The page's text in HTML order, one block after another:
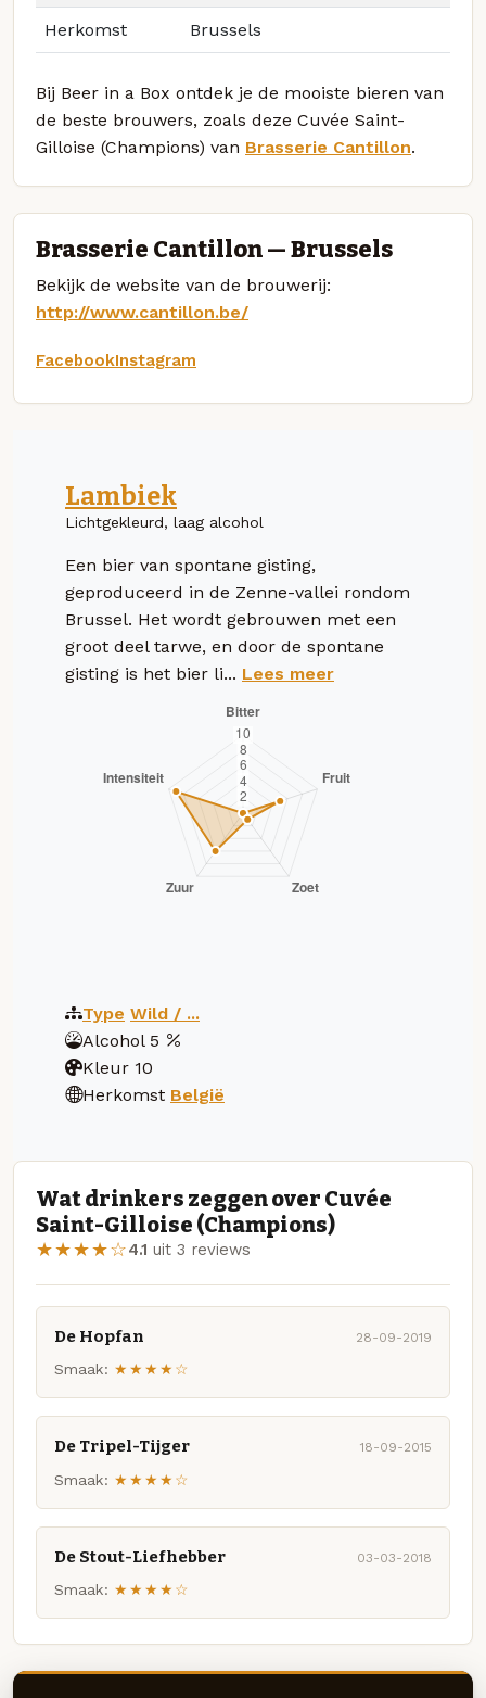
Herkomst Brussels
Bij Beer in a Box ontdek je de mooiste bieren van
de beste brouwers, zoals deze Cuvée Saint-
Gilloise (Champions) van Brasserie Cantillon.
Brasserie Cantillon — Brussels
Bekijk de website van de brouwerij:
http://www.cantillon.be/
FacebookInstagram
Lambiek
Lichtgekleurd, laag alcohol
Een bier van spontane gisting,
geproduceerd in de Zenne-vallei rondom
Brussel. Het wordt gebrouwen met een
groot deel tarwe, en door de spontane
gisting is het bier li... Lees meer
Type Wild / ...
Alcohol 5
Kleur 10
Herkomst België
Wat drinkers zeggen over Cuvée
Saint-Gilloise (Champions)
★★★★☆4.1 uit 3 reviews
De Hopfan 28-09-2019
Smaak: ★★★★☆
De Tripel-Tijger 18-09-2015
Smaak: ★★★★☆
De Stout-Liefhebber 03-03-2018
Smaak: ★★★★☆